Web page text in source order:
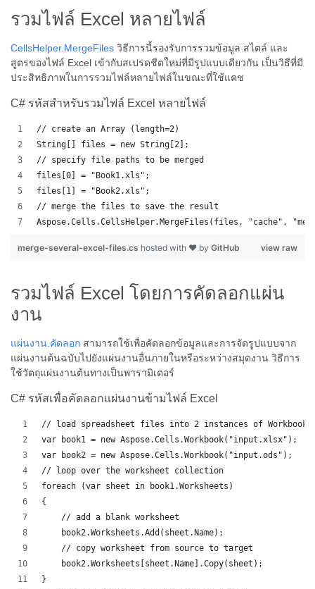
รวมไฟล์ Excel หลายไฟล์
CellsHelper.MergeFiles วิธีการนี้รองรับการรวมข้อมูล สไตล์ และ
สูตรของไฟล์ Excel เข้ากับสเปรดชีตใหม่ที่มีรูปแบบเดียวกัน เป็นวิธีที่มี
ประสิทธิภาพในการรวมไฟล์หลายไฟล์ในขณะที่ใช้แคช
C# รหัสสำหรับรวมไฟล์ Excel หลายไฟล์
// create an Array (length=2)
String[] files = new String[2];
// specify file paths to be merged
files[0] = "Book1.xls";
files[1] = "Book2.xls";
// merge the files to save the result
Aspose.Cells.CellsHelper.MergeFiles(files, "cache",
view raw
merge-several-excel-files.cs hosted with ❤ by GitHub
รวมไฟล์ Excel โดยการคัดลอกแผ่น
งาน
แผ่นงาน.คัดลอก สามารถใช้เพื่อคัดลอกข้อมูลและการจัดรูปแบบจาก
แผ่นงานต้นฉบับไปยังแผ่นงานอื่นภายในหรือระหว่างสมุดงาน วิธีการ
ใช้วัตถุแผ่นงานต้นทางเป็นพารามิเตอร์
C# รหัสเพื่อคัดลอกแผ่นงานข้ามไฟล์ Excel
// load spreadsheet files into 2 instances of Workbook
var book1 = new Aspose.Cells.Workbook("input.xlsx");
var book2 = new Aspose.Cells.Workbook("input.ods");
// loop over the worksheet collection
foreach (var sheet in book1.Worksheets)
{
    // add a blank worksheet
    book2.Worksheets.Add(sheet.Name);
    // copy worksheet from source to target
    book2.Worksheets[sheet.Name].Copy(sheet);
}